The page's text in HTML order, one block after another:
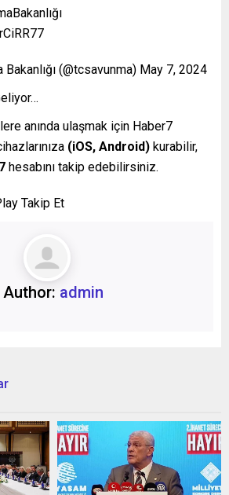
Bakanlığı (@tcsavunma) May 7, 2024
anında ulaşmak için Haber7
(iOS, Android) kurabilir,
hesabını takip edebilirsiniz.
Takip Et
Author: admin